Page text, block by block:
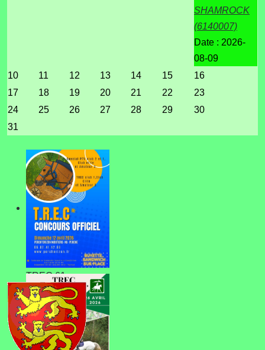
SHAMROCK
(6140007)
Date : 2026-
08-09
10
11 12 13 14 15
16
17
18 19 20 21 22
23
24
25 26 27 28 29
30
31
TREC 61